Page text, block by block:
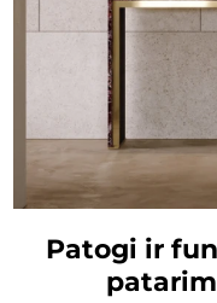
Patogi ir